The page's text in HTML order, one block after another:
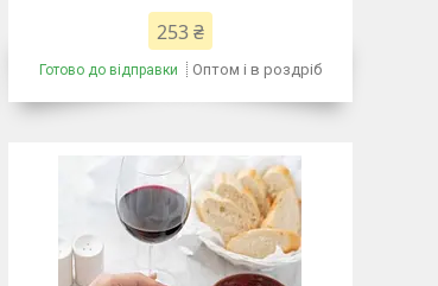
253 ₴
Готово до відправки Оптом і в роздріб